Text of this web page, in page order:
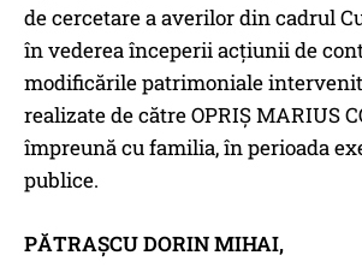
de cercetare a averilor din cadrul
în vederea începerii acțiunii de
modificările patrimoniale
realizate de către OPRIȘ MARIUS
împreună cu familia, în perioada
publice.
PĂTRAȘCU DORIN MIHAI,